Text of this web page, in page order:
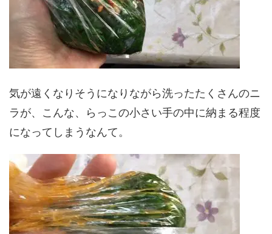
気が遠くなりそうになりながら洗ったたくさんのニ
ラが、こんな、らっこの小さい手の中に納まる程度
になってしまうなんて。